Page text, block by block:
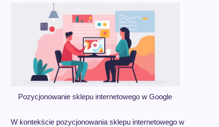
Pozycjonowanie sklepu internetowego w Google
W kontekście pozycjonowania sklepu internetowego w